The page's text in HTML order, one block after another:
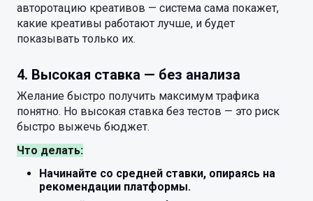
авторотацию креативов — система сама покажет,
какие креативы работают лучше, и будет
показывать только их.
4. Высокая ставка — без анализа
Желание быстро получить максимум трафика
понятно. Но высокая ставка без тестов — это риск
быстро выжечь бюджет.
Что делать:
Начинайте со средней ставки, опираясь на
рекомендации платформы.